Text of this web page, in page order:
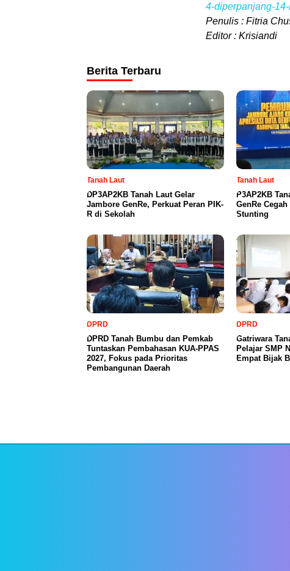
4-diperpanjang-
Penulis : Fitria
Editor : Krisiandi
Berita Terbaru
Tanah Laut
DP3AP2KB Tanah Laut Gelar
Jambore GenRe, Perkuat Peran PIK-
R di Sekolah
Tanah Laut
P3AP2KB
GenRe
Stunting
DPRD
DPRD Tanah Bumbu dan Pemkab
Tuntaskan Pembahasan KUA-PPAS
2027, Fokus pada Prioritas
Pembangunan Daerah
DPRD
Gatriwara
Pelajar SMP
Empat Bijak